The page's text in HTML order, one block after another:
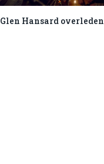
Glen Hansard overleden